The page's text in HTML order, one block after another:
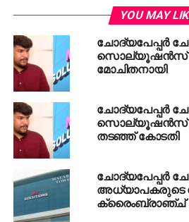
അദ്ദേഹം കൂട്ടിച്ചേര്‍ത്തു.
കെ.എന്‍ ജയരാജ്, ഡോ
ചങ്ങനാശ്ശേരി എന്നിവര്‍
YOU MAY
ചോദ്യപേപ്പര്‍
സൊല്യൂഷന്‍സ്
മോചിതനായി
ചോദ്യപേപ്പര്‍
സൊല്യൂഷന്‍സ്
തടഞ്ഞ് കോടതി
ചോദ്യപേപ്പര്‍
അധ്യാപകരുടെ
ക്രൈംബ്രാഞ്ച്